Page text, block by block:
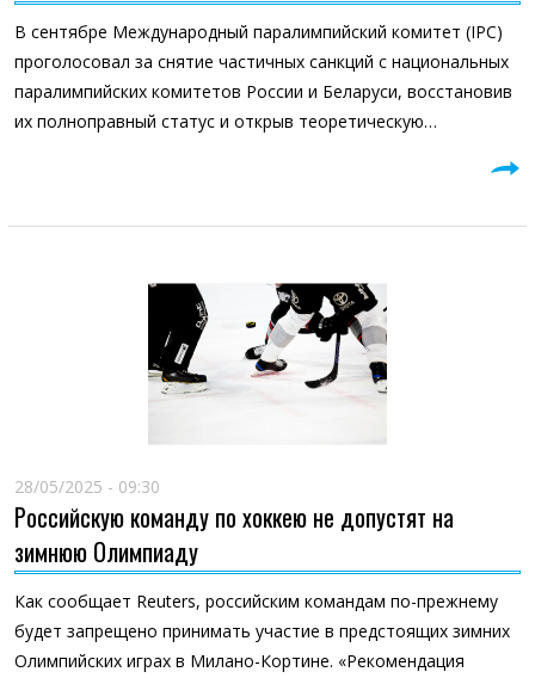
В сентябре Международный паралимпийский комитет (IPC)
проголосовал за снятие частичных санкций с национальных
паралимпийских комитетов России и Беларуси, восстановив
их полноправный статус и открыв теоретическую…
28/05/2025 - 09:30
Российскую команду по хоккею не допустят на
зимнюю Олимпиаду
Как сообщает Reuters, российским командам по-прежнему
будет запрещено принимать участие в предстоящих зимних
Олимпийских играх в Милано-Кортине. «Рекомендация